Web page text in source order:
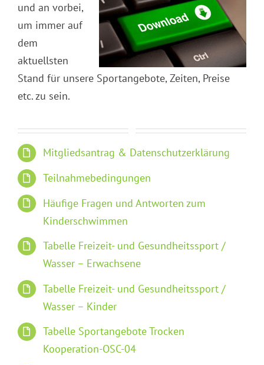
und an vorbei,
um immer auf
dem
aktuellsten
Stand für unsere Sportangebote, Zeiten, Preise
etc. zu sein.
Mitgliedsantrag & Datenschutzerklärung
Teilnahmebedingungen
Häufige Fragen und Antworten zum
Kinderschwimmen
Tabelle Freizeit- und Gesundheitssport /
Wasser – Erwachsene
Tabelle Freizeit- und Gesundheitssport /
Wasser – Kinder
Tabelle Sportangebote Trocken
Kooperation-OSC-04